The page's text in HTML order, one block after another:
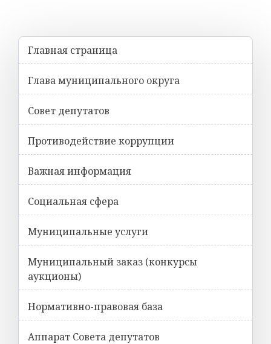
Главная страница
Глава муниципального округа
Совет депутатов
Противодействие коррупции
Важная информация
Социальная сфера
Муниципальные услуги
Муниципальный заказ (конкурсы
аукционы)
Нормативно-правовая база
Аппарат Совета депутатов